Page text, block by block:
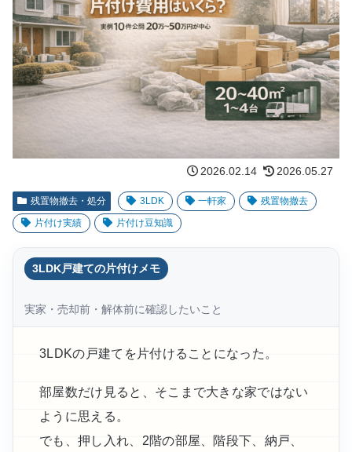
2026.02.14 2026.05.27
残置物撤去・処分 3LDK 一軒家
残置物撤去
片付け実績
片付け豆知識
3LDK戸建ての片付けメモ
実家・売却前・解体前に確認したいこと
3LDKの戸建てを片付けることになった。
部屋数だけ見ると、そこまで大きな家ではない
ように思える。
でも、押し入れ、2階の部屋、階段下、納戸、